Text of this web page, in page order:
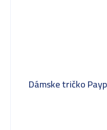
Dámske tričko